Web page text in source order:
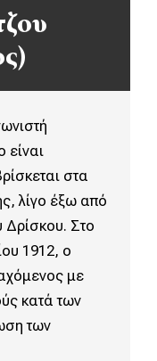
είναι
στα
λίγο έξω από
Δρίσκου. Στο
1912, ο
με
κατά των
των